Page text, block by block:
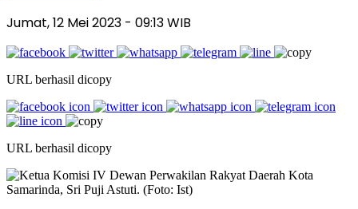
Jumat, 12 Mei 2023 - 09:13 WIB
URL berhasil dicopy
URL berhasil dicopy